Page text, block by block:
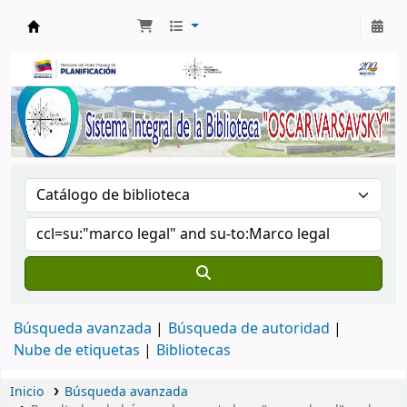
Búsqueda avanzada
Búsqueda de autoridad
Nube de etiquetas
Bibliotecas
Inicio
Búsqueda avanzada